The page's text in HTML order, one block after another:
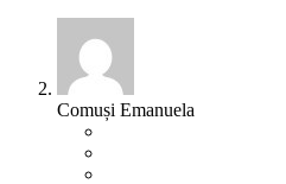
Comuși Emanuela